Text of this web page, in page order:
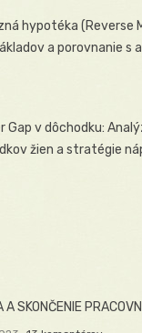
hypotéka (Reverse
a porovnanie s
Gap v dôchodku:
žien a stratégie
A SKONČENIE